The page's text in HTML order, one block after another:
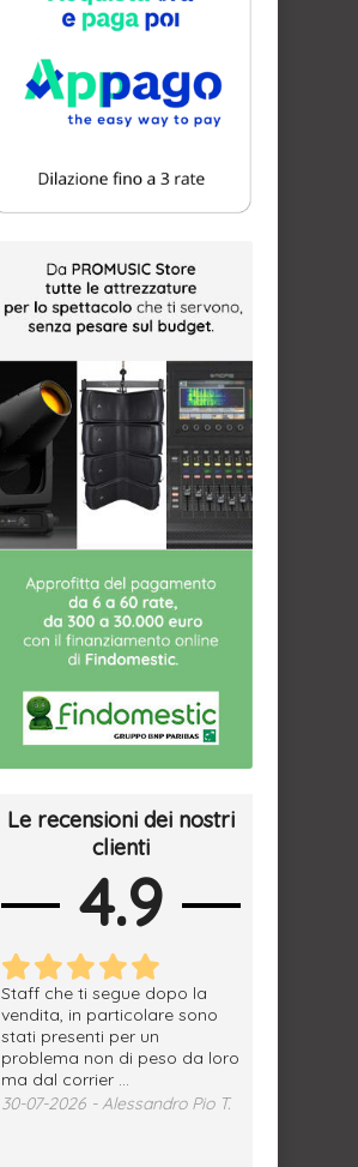
Le recensioni dei nostri
clienti
4.9
Staff che ti segue dopo la
vendita, in particolare sono
stati presenti per un
problema non di peso da loro
ma dal corrier ...
30-07-2026 - Alessandro Pio T.